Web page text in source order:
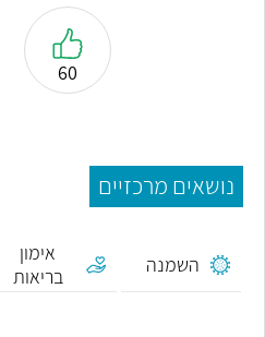
60
נושאים מרכזיים
השמנה
אימון
בריאות